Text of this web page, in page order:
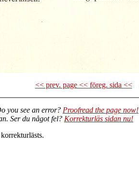
<< prev. page << föreg. sida <<
you see an error? Proofread the page now!
Ser du något fel? Korrekturläs sidan nu!
korrekturlästs.